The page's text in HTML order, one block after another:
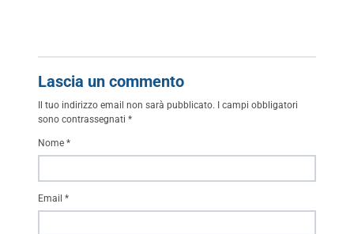
Lascia un commento
Il tuo indirizzo email non sarà pubblicato. I campi obbligatori
sono contrassegnati *
Nome *
Email *